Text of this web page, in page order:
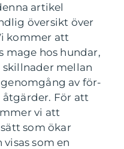
artikel
översikt över
kommer att
mage hos hundar,
mellan
av för-
För att
vi att
som ökar
som en